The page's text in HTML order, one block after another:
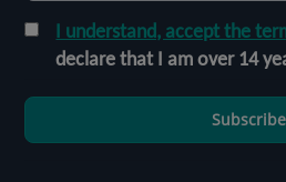
I understand, accept the
declare that I am over 14
Subscribe